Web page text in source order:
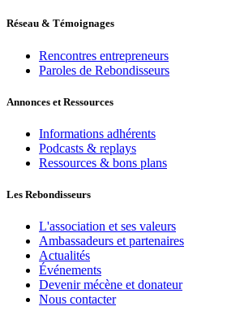
Réseau & Témoignages
Rencontres entrepreneurs
Paroles de Rebondisseurs
Annonces et Ressources
Informations adhérents
Podcasts & replays
Ressources & bons plans
Les Rebondisseurs
L'association et ses valeurs
Ambassadeurs et partenaires
Actualités
Événements
Devenir mécène et donateur
Nous contacter